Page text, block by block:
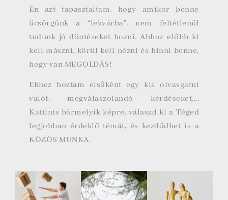
Én azt tapasztaltam, hogy amikor benne
ücsörgünk a “lekvárba”, nem feltétlenül
tudunk jó döntéseket hozni. Ahhoz előbb ki
kell mászni, körül kell nézni és hinni benne,
hogy van MEGOLDÁS!
Ehhez hoztam elsőként egy kis olvasgatni
valót, megválaszolandó kérdéseket….
Kattints bármelyik képre, válaszd ki a Téged
legjobban érdeklő témát, és kezdődhet is a
KÖZÖS MUNKA.